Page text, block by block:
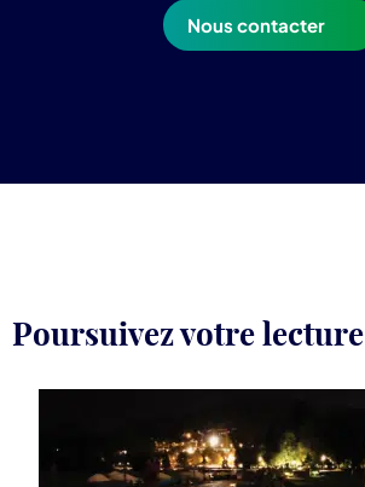
Nous contacter
Poursuivez votre lecture